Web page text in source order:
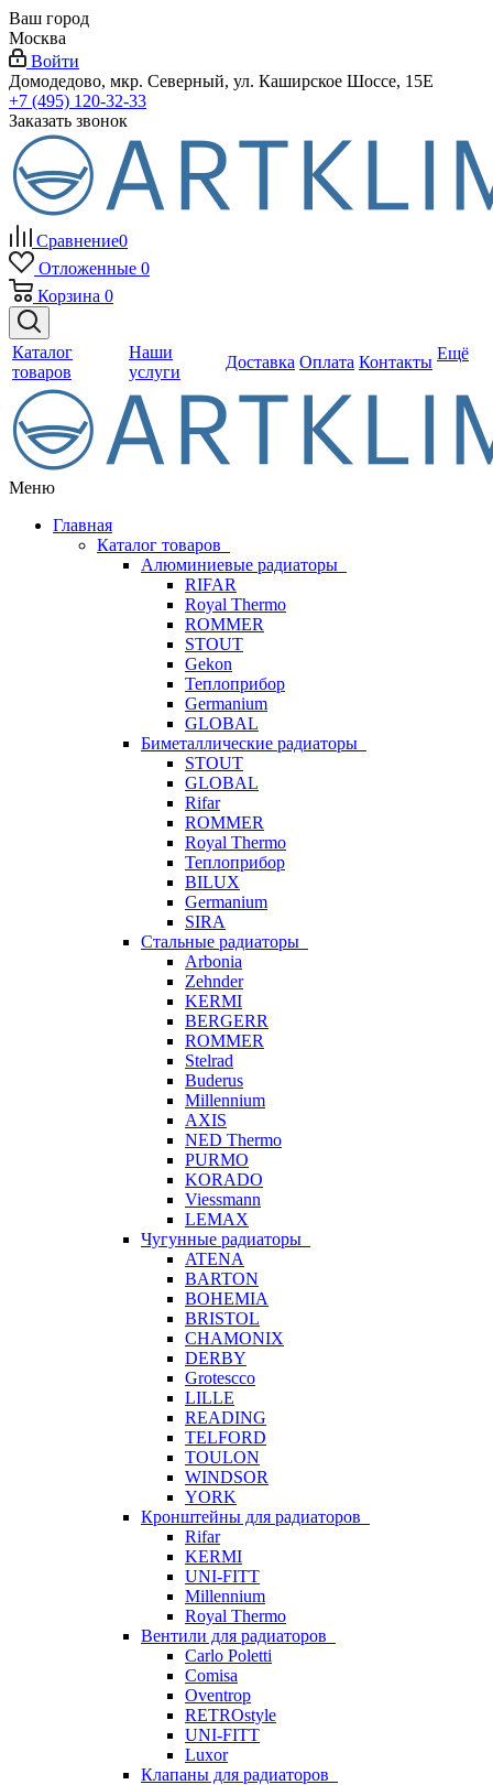
Ваш город
Москва
Войти
Домодедово, мкр. Северный, ул. Каширское Шоссе, 15Е
+7 (495) 120-32-33
Заказать звонок
Сравнение0
Отложенные 0
Корзина 0
Каталог
товаров
Наши
услуги
Доставка Оплата Контакты Ещё
Меню
Главная
Каталог товаров
Алюминиевые радиаторы
RIFAR
Royal Thermo
ROMMER
STOUT
Gekon
Теплоприбор
Germanium
GLOBAL
Биметаллические радиаторы
STOUT
GLOBAL
Rifar
ROMMER
Royal Thermo
Теплоприбор
BILUX
Germanium
SIRA
Стальные радиаторы
Arbonia
Zehnder
KERMI
BERGERR
ROMMER
Stelrad
Buderus
Millennium
AXIS
NED Thermo
PURMO
KORADO
Viessmann
LEMAX
Чугунные радиаторы
ATENA
BARTON
BOHEMIA
BRISTOL
CHAMONIX
DERBY
Grotescco
LILLE
READING
TELFORD
TOULON
WINDSOR
YORK
Кронштейны для радиаторов
Rifar
KERMI
UNI-FITT
Millennium
Royal Thermo
Вентили для радиаторов
Carlo Poletti
Comisa
Oventrop
RETROstyle
UNI-FITT
Luxor
Клапаны для радиаторов